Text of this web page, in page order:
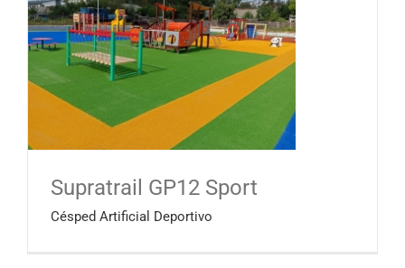
Supratrail GP12 Sport
Césped Artificial Deportivo